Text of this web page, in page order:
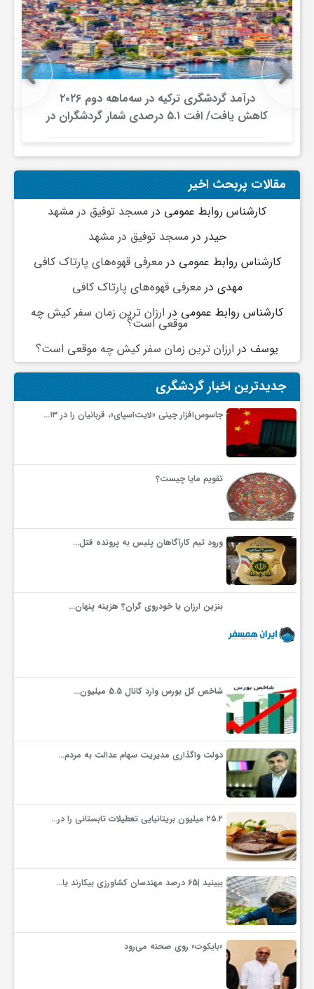
درآمد گردشگری ترکیه در سه‌ماهه دوم ۲۰۲۶
کاهش یافت/ افت ۵.۱ درصدی شمار گردشگران در
برابر افزایش هزینه‌کرد
مقالات پربحث اخیر
کارشناس روابط عمومی در مسجد توفیق در مشهد
حیدر درمسجد توفیق در مشهد
کارشناس روابط عمومی درمعرفی قهوه‌های پارتاک کافی
مهدی درمعرفی قهوه‌های پارتاک کافی
کارشناس روابط عمومی در ارزان ترین زمان سفر کیش چه
موقعی است؟
یوسف در ارزان ترین زمان سفر کیش چه موقعی است؟
جدیدترین اخبار گردشگری
جاسوس‌افزار چینی «لایت‌اسپای»، قربانیان را در ۱۳…
تقویم مایا چیست؟
ورود تیم کارآگاهان پلیس به پرونده قتل…
بنزین ارزان یا خودروی گران؟ هزینه پنهان…
شاخص کل بورس وارد کانال 5.5 میلیون…
دولت واگذاری مدیریت سهام عدالت به مردم…
۲۵.۲ میلیون بریتانیایی تعطیلات تابستانی را در…
ببینید |65 درصد مهندسان کشاورزی بیکارند یا…
«بایکوت» روی صحنه می‌رود